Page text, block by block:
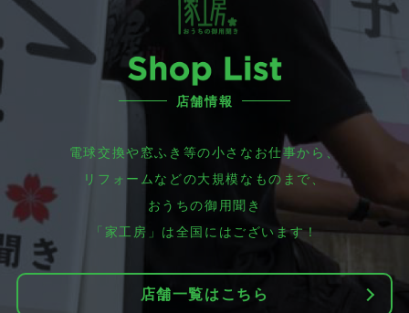
店舗情報
電球交換や窓ふき等の小さなお仕事から、
リフォームなどの大規模なものまで、
おうちの御用聞き
「家工房」は全国にはございます！
店舗一覧はこちら